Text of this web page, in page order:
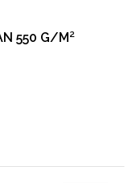
550 G/M²